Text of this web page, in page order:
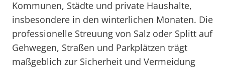
Kommunen, Städte und private Haushalte,
insbesondere in den winterlichen Monaten. Die
professionelle Streuung von Salz oder Splitt auf
Gehwegen, Straßen und Parkplätzen trägt
maßgeblich zur Sicherheit und Vermeidung